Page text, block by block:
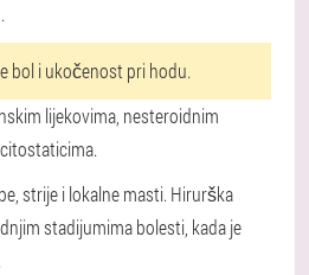
bol i ukočenost pri hodu.
lijekovima, nesteroidnim
strije i lokalne masti. Hirurška
stadijumima bolesti, kada je